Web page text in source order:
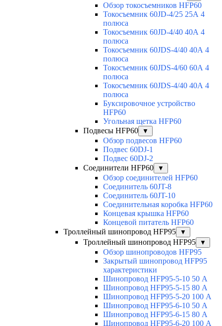
Обзор токосъемников HFP60
Токосъемник 60JD-4/25 25А 4
полюса
Токосъемник 60JD-4/40 40А 4
полюса
Токосъемник 60JDS-4/40 40А 4
полюса
Токосъемник 60JDS-4/60 60А 4
полюса
Токосъемник 60JDS-4/40 40А 4
полюса
Буксировочное устройство
HFP60
Угольная щетка HFP60
Подвесы HFP60
▼
Обзор подвесов HFP60
Подвес 60DJ-1
Подвес 60DJ-2
Соединители HFP60
▼
Обзор соединителей HFP60
Соединитель 60JT-8
Соединитель 60JT-10
Соединительная коробка HFP60
Концевая крышка HFP60
Концевой питатель HFP60
Троллейный шинопровод HFP95
▼
Троллейный шинопровод HFP95 ▼
Обзор шинопроводов HFP95
Закрытый шинопровод HFP95
характеристики
Шинопровод HFP95-5-10 50 А
Шинопровод HFP95-5-15 80 А
Шинопровод HFP95-5-20 100 А
Шинопровод HFP95-6-10 50 А
Шинопровод HFP95-6-15 80 А
Шинопровод HFP95-6-20 100 А